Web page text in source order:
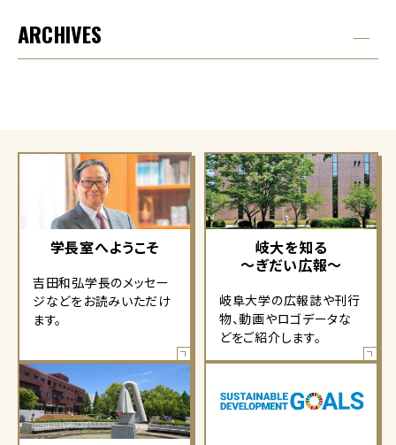
ARCHIVES
学長室へようこそ
吉田和弘学長のメッセー
ジなどをお読みいただけ
ます。
岐大を知る
～ぎだい広報～
岐阜大学の広報誌や刊行
物、動画やロゴデータな
どをご紹介します。